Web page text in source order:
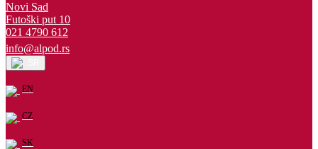
Novi Sad
Futoški put 10
021 4790 612
info@alpod.rs
EN
CZ
SK